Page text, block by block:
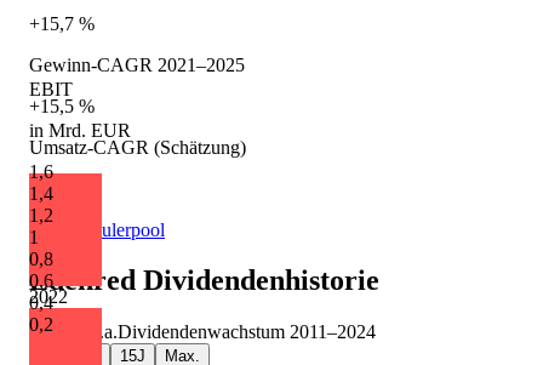
2022
EBIT
in Mrd. EUR
1,6
1,4
1,2
1
0,8
0,6
0,4
0,2
+15,7 %
Gewinn-CAGR 2021–2025
+15,5 %
Umsatz-CAGR (Schätzung)
+2,9 %
Quelle: Eulerpool
Edenred Dividendenhistorie
+6,3 % p.a.Dividendenwachstum 2011–2024
15J Max.